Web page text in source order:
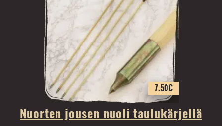
7.50€
Nuorten jousen nuoli taulukärjellä